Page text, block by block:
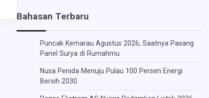
Bahasan Terbaru
Puncak Kemarau Agustus 2026, Saatnya Pasang
Panel Surya di Rumahmu
Nusa Penida Menuju Pulau 100 Persen Energi
Bersih 2030